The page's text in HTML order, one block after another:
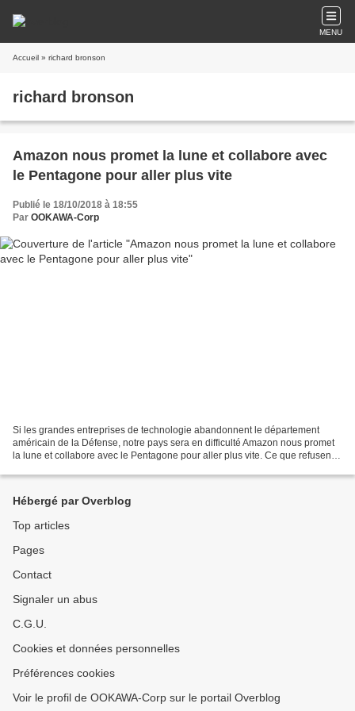
MENU
Accueil » richard bronson
richard bronson
Amazon nous promet la lune et collabore avec
le Pentagone pour aller plus vite
Publié le 18/10/2018 à 18:55
Par OOKAWA-Corp
Si les grandes entreprises de technologie abandonnent le département
américain de la Défense, notre pays sera en difficulté Amazon nous promet
la lune et collabore avec le Pentagone pour aller plus vite. Ce que refusent
Hébergé par Overblog
Top articles
Pages
Contact
Signaler un abus
C.G.U.
Cookies et données personnelles
Préférences cookies
Voir le profil de OOKAWA-Corp sur le portail Overblog